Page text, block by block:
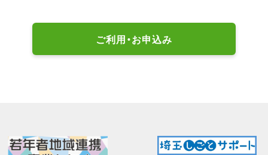
ご利用・お申込み